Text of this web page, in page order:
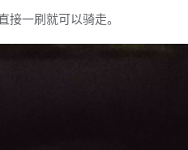
一刷就可以骑走。